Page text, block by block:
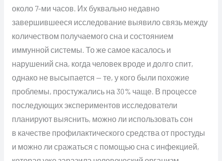
около 7-ми часов. Их буквально недавно
завершившееся исследование выявило связь между
количеством получаемого сна и состоянием
иммунной системы. То же самое касалось и
нарушений сна, когда человек вроде и долго спит,
однако не высыпается — те, у кого были похожие
проблемы, простужались на 30% чаще. В процессе
последующих экспериментов исследователи
планируют выяснить, можно ли использовать сон
в качестве профилактического средства от простуды
и можно ли сражаться с помощью сна с инфекцией,